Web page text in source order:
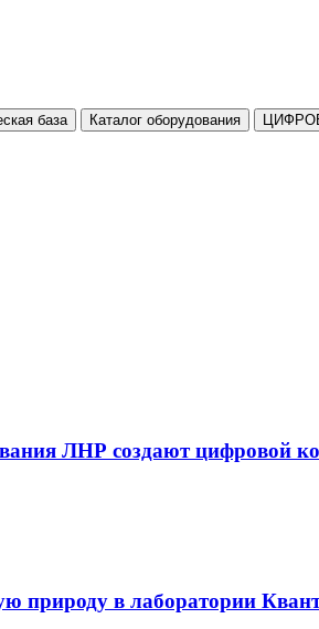
база Каталог оборудования
ЛНР создают цифровой
природу в лаборатории